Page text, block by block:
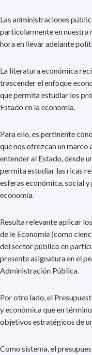
Las administraciones
particularmente en nuestra
hora en llevar adelante
La literatura económica
trascender el enfoque
que permita estudiar los
Estado en la economía.
Para ello, es pertinente
que nos ofrezcan un marco
entender al Estado, desde
permita estudiar las ricas
esferas económica, social
economía.
Resulta relevante aplicar
de le Economía (como
del sector público en
presente asignatura en el
Administración Pública.
Por otro lado, el
y económica que en
objetivos estratégicos de
Como sistema, el